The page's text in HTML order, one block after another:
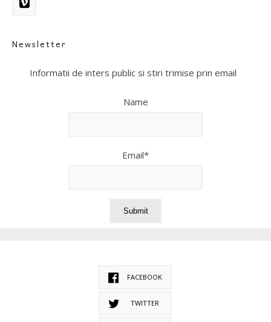
Newsletter
Informatii de inters public si stiri trimise prin email
Name
Email*
FACEBOOK
TWITTER